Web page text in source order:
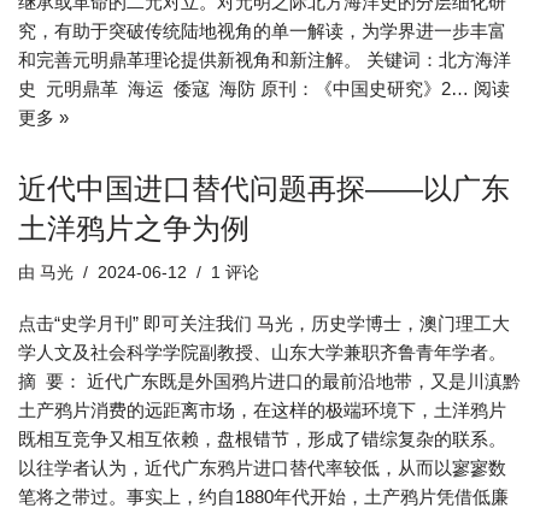
究，有助于突破传统陆地视角的单一解读，为学界进一步丰富
和完善元明鼎革理论提供新视角和新注解。 关键词：北方海洋
史 元明鼎革 海运 倭寇 海防 原刊：《中国史研究》2… 阅读
更多 »
近代中国进口替代问题再探——以广东
土洋鸦片之争为例
由 马光 2024-06-12 1 评论
点击“史学月刊” 即可关注我们 马光，历史学博士，澳门理工大
学人文及社会科学学院副教授、山东大学兼职齐鲁青年学者。
摘 要： 近代广东既是外国鸦片进口的最前沿地带，又是川滇黔
土产鸦片消费的远距离市场，在这样的极端环境下，土洋鸦片
既相互竞争又相互依赖，盘根错节，形成了错综复杂的联系。
以往学者认为，近代广东鸦片进口替代率较低，从而以寥寥数
笔将之带过。事实上，约自1880年代开始，土产鸦片凭借低廉